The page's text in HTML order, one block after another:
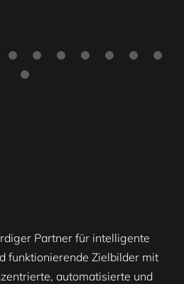
Partner für intelligente
funktionierende Zielbilder mit
automatisierte und